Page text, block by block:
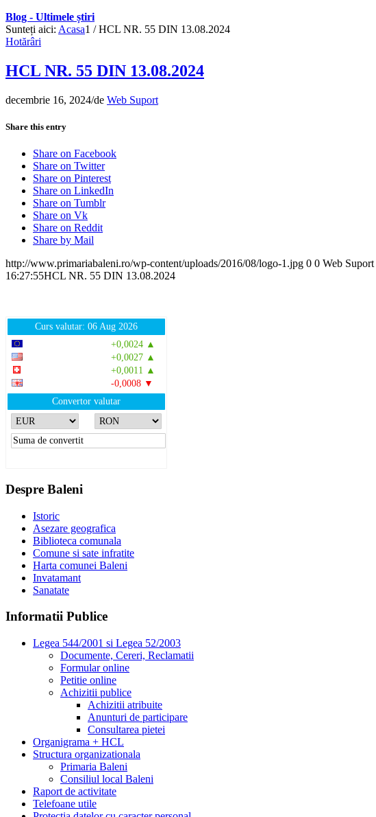
Blog - Ultimele știri
Sunteți aici: Acasa1 / HCL NR. 55 DIN 13.08.2024
Hotărâri
HCL NR. 55 DIN 13.08.2024
decembrie 16, 2024/de Web Suport
Share this entry
Share on Facebook
Share on Twitter
Share on Pinterest
Share on LinkedIn
Share on Tumblr
Share on Vk
Share on Reddit
Share by Mail
http://www.primariabaleni.ro/wp-content/uploads/2016/08/logo-1.jpg 0 0 Web Suport
16:27:55HCL NR. 55 DIN 13.08.2024
Curs valutar: 06 Aug 2026
+0,0024 ▲
+0,0027 ▲
+0,0011 ▲
-0,0008 ▼
Convertor valutar
Despre Baleni
Istoric
Asezare geografica
Biblioteca comunala
Comune si sate infratite
Harta comunei Baleni
Invatamant
Sanatate
Informatii Publice
Legea 544/2001 si Legea 52/2003
Documente, Cereri, Reclamatii
Formular online
Petitie online
Achizitii publice
Achizitii atribuite
Anunturi de participare
Consultarea pietei
Organigrama + HCL
Structura organizationala
Primaria Baleni
Consiliul local Baleni
Raport de activitate
Telefoane utile